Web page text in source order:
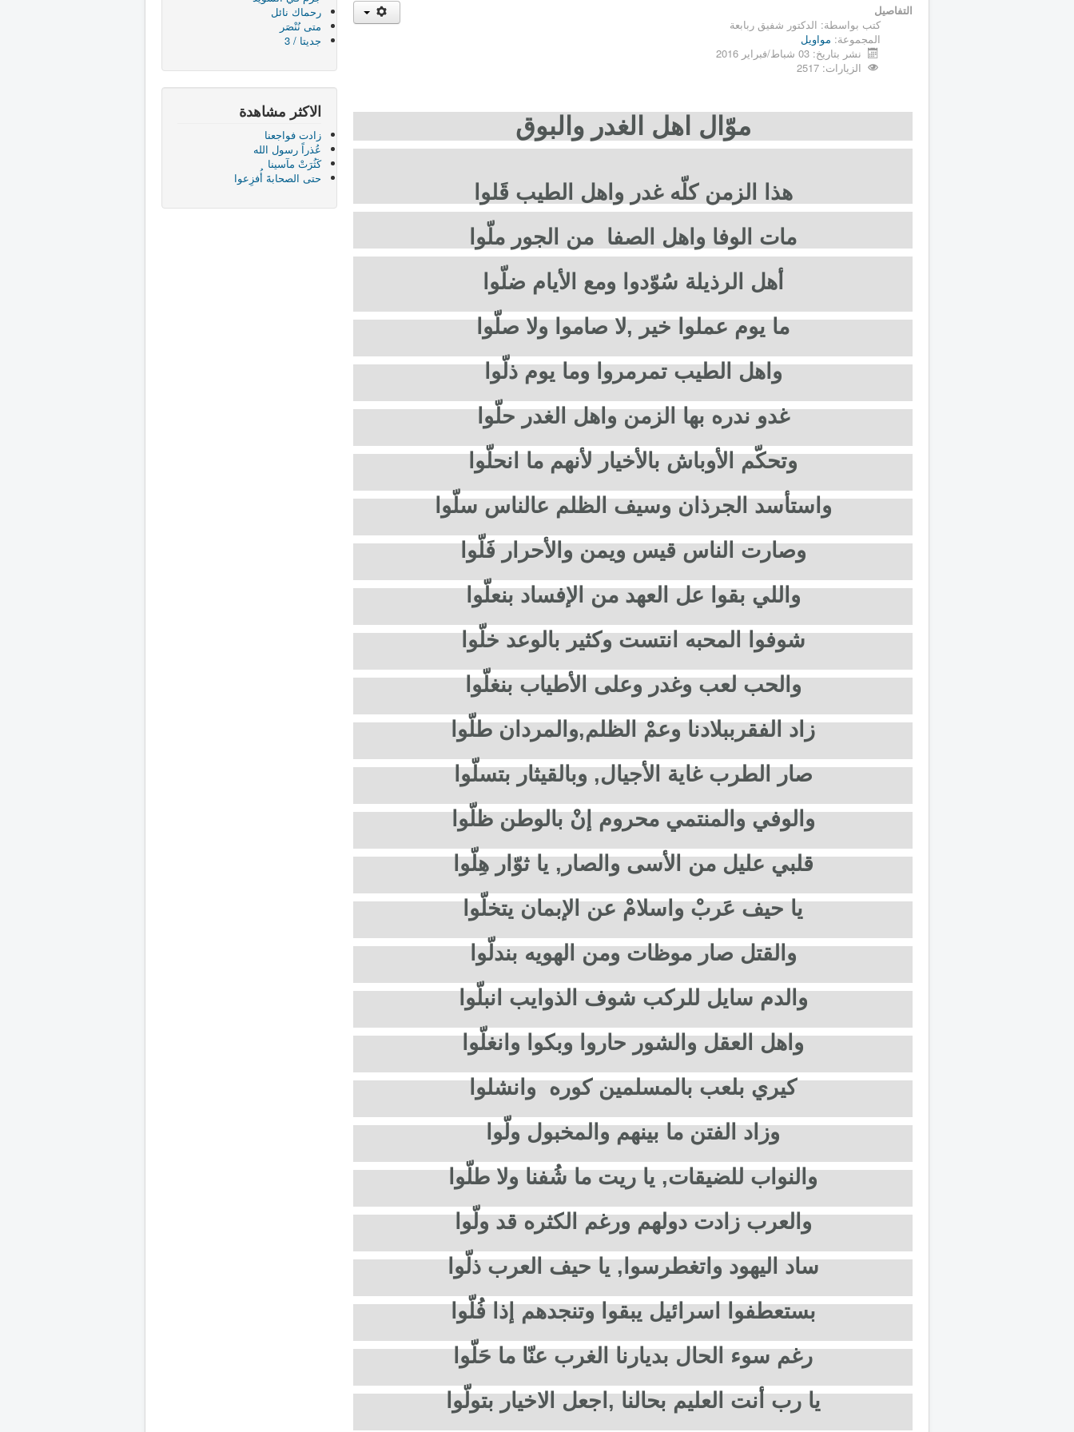
التفاصيل
كتب بواسطة: الدكتور شفيق ربابعة
المجموعة: مواويل
نشر بتاريخ: 03 شباط/فبراير 2016
الزيارات: 2517
موّال اهل الغدر والبوق
هذا الزمن كلّه غدر واهل الطيب قَلوا
مات الوفا واهل الصفا من الجور ملّوا
أهل الرذيلة سُوّدوا ومع الأيام ضلّوا
ما يوم عملوا خير ,لا صاموا ولا صلّوا
واهل الطيب تمرمروا وما يوم ذلّوا
غدو ندره بها الزمن واهل الغدر حلّوا
وتحكّم الأوباش بالأخيار لأنهم ما انحلّوا
واستأسد الجرذان وسيف الظلم عالناس سلّوا
وصارت الناس قيس ويمن والأحرار فَلّوا
واللي بقوا عل العهد من الإفساد بنعلّوا
شوفوا المحبه انتست وكثير بالوعد خلّوا
والحب لعب وغدر وعلى الأطياب بنغلّوا
زاد الفقرببلادنا وعمْ الظلم,والمردان طلّوا
صار الطرب غاية الأجيال, وبالقيثار بتسلّوا
والوفي والمنتمي محروم إنْ بالوطن ظلّوا
قلبي عليل من الأسى والصار, يا ثوّار هِلّوا
يا حيف عَربْ واسلامْ عن الإبمان يتخلّوا
والقتل صار موظات ومن الهويه بندلّوا
والدم سايل للركب شوف الذوايب انبلّوا
واهل العقل والشور حاروا وبكوا وانغلّوا
كيري بلعب بالمسلمين كوره وانشلوا
وزاد الفتن ما بينهم والمخبول ولّوا
والنواب للضيقات, يا ريت ما شُفنا ولا طلّوا
والعرب زادت دولهم ورغم الكثره قد ولّوا
ساد اليهود واتغطرسوا, يا حيف العرب ذلّوا
بستعطفوا اسرائيل يبقوا وتنجدهم إذا فُلّوا
رغم سوء الحال بديارنا الغرب عنّا ما حَلّوا
يا رب أنت العليم بحالنا ,اجعل الاخيار بتولّوا
رحماك نائل
متى نُنْصَر
جديتا / 3
الاكثر مشاهدة
زادت فواجعنا
عُذراً رسول الله
كَثُرَتْ مآسينا
حتى الصحابةَ أُفزِعوا